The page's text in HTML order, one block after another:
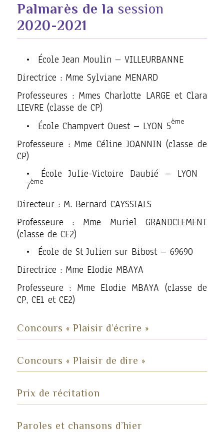
Palmarès de la session
2020-2021
École Jean Moulin – VILLEURBANNE
Directrice : Mme Sylviane MENARD
Professeures : Mmes Charlotte LARGE et Clara
LIEVRE (classe de CP)
École Champvert Ouest – LYON 5ème
Professeure : Mme Céline JOANNIN (classe de
CP)
École Julie-Victoire Daubié – LYON
7ème
Directeur : M. Bernard CAYSSIALS
Professeure : Mme Muriel GRANDCLEMENT
(classe de CE2)
École de St Julien sur Bibost – 69690
Directrice : Mme Elodie MBAYA
Professeure : Mme Elodie MBAYA (classe de
CP, CE1 et CE2)
Concours « Plaisir d’écrire »
Concours « Plaisir de dire »
Prix de récitation
Paroles et chansons d’hier